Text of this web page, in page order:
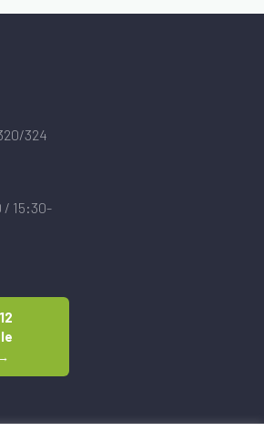
324
/ 15:30-